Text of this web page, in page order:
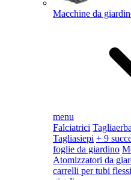
Macchine da
menu
Falciatrici Tagliaerba
Tagliasiepi + 9
foglie da giardino
Atomizzatori da
carrelli per tubi